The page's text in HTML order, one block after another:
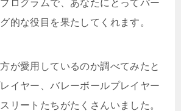
ログラムで、あなたにとってパー
的な役目を果たしてくれます。
が愛用しているのか調べてみたと
イヤー、バレーボールプレイヤー
リートたちがたくさんいました。